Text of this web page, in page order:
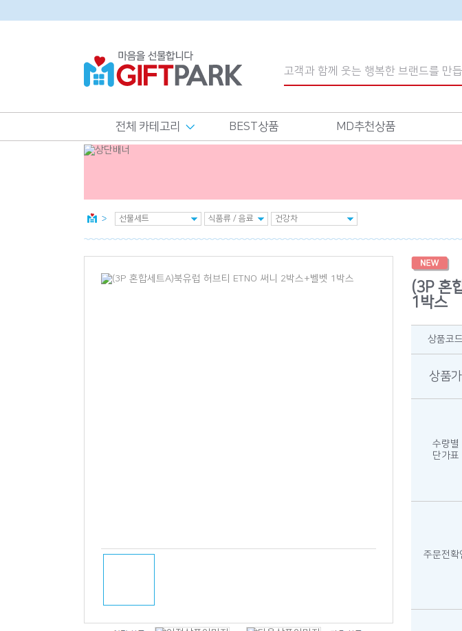
전체 카테고리 BEST상품 MD추천상품
(3P 혼
1박스
상품코드
상품가
수량별
단가표
주문전확